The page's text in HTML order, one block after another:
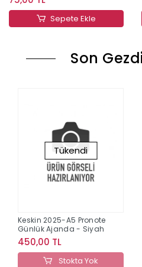
Sepete Ekle
Son
Tükendi
Keskin 2025-A5 Pronote
Günlük Ajanda - Siyah
450,00 TL
Stokta Yok